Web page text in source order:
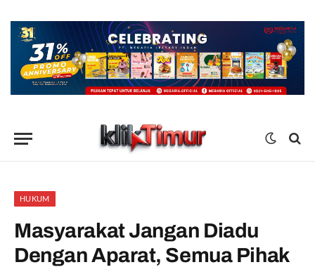
HUKUM
Masyarakat Jangan Diadu
Dengan Aparat, Semua Pihak